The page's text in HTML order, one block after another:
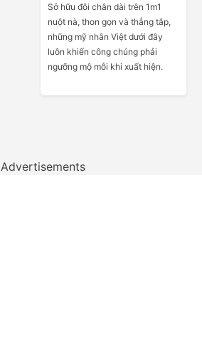
Sở hữu đôi chân dài trên 1m1
nuột nà, thon gọn và thẳng tắp,
những mỹ nhân Việt dưới đây
luôn khiến công chúng phải
ngưỡng mộ mỗi khi xuất hiện.
Advertisements